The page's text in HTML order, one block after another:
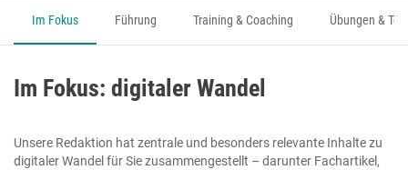
Im Fokus Führung Training & Coaching Übungen &
Im Fokus: digitaler Wandel
Unsere Redaktion hat zentrale und besonders relevante Inhalte zu
digitaler Wandel für Sie zusammengestellt – darunter Fachartikel,